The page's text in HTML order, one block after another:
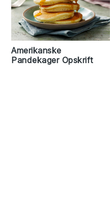
Amerikanske
Pandekager Opskrift